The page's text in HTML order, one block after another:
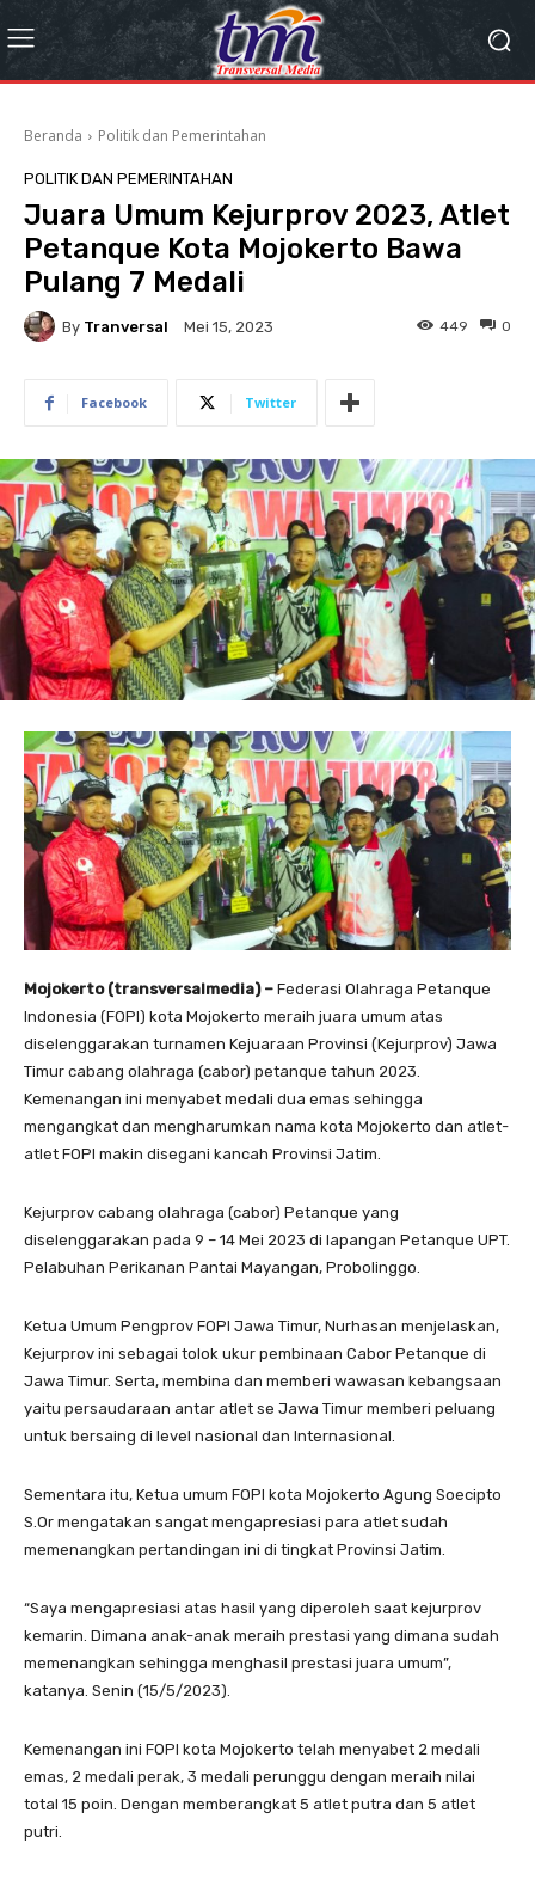
Beranda Politik dan Pemerintahan
POLITIK DAN PEMERINTAHAN
Juara Umum Kejurprov 2023, Atlet
Petanque Kota Mojokerto Bawa
Pulang 7 Medali
By Tranversal Mei 15, 2023 0
449
Facebook Twitter
Mojokerto (transversalmedia) – Federasi Olahraga Petanque
Indonesia (FOPI) kota Mojokerto meraih juara umum atas
diselenggarakan turnamen Kejuaraan Provinsi (Kejurprov) Jawa
Timur cabang olahraga (cabor) petanque tahun 2023.
Kemenangan ini menyabet medali dua emas sehingga
mengangkat dan mengharumkan nama kota Mojokerto dan atlet-
atlet FOPI makin disegani kancah Provinsi Jatim.
Kejurprov cabang olahraga (cabor) Petanque yang
diselenggarakan pada 9 – 14 Mei 2023 di lapangan Petanque UPT.
Pelabuhan Perikanan Pantai Mayangan, Probolinggo.
Ketua Umum Pengprov FOPI Jawa Timur, Nurhasan menjelaskan,
Kejurprov ini sebagai tolok ukur pembinaan Cabor Petanque di
Jawa Timur. Serta, membina dan memberi wawasan kebangsaan
yaitu persaudaraan antar atlet se Jawa Timur memberi peluang
untuk bersaing di level nasional dan Internasional.
Sementara itu, Ketua umum FOPI kota Mojokerto Agung Soecipto
S.Or mengatakan sangat mengapresiasi para atlet sudah
memenangkan pertandingan ini di tingkat Provinsi Jatim.
“Saya mengapresiasi atas hasil yang diperoleh saat kejurprov
kemarin. Dimana anak-anak meraih prestasi yang dimana sudah
memenangkan sehingga menghasil prestasi juara umum”,
katanya. Senin (15/5/2023).
Kemenangan ini FOPI kota Mojokerto telah menyabet 2 medali
emas, 2 medali perak, 3 medali perunggu dengan meraih nilai
total 15 poin. Dengan memberangkat 5 atlet putra dan 5 atlet
putri.